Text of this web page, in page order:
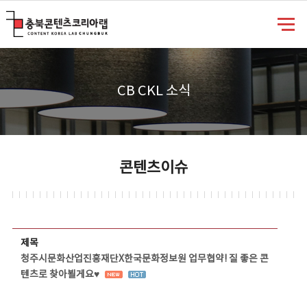
CB CKL 소식
콘텐츠이슈
제목
청주시문화산업진흥재단X한국문화정보원 업무협약! 질 좋은 콘
텐츠로 찾아뵐게요♥